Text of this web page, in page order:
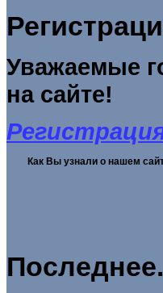
Уважаемые
на сайте!
Как Вы узнали о нашем